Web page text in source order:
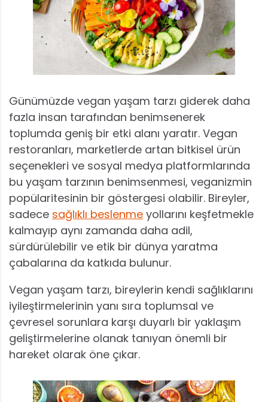
Günümüzde vegan yaşam tarzı giderek daha
fazla insan tarafından benimsenerek
toplumda geniş bir etki alanı yaratır. Vegan
restoranları, marketlerde artan bitkisel ürün
seçenekleri ve sosyal medya platformlarında
bu yaşam tarzının benimsenmesi, veganizmin
popülaritesinin bir göstergesi olabilir. Bireyler,
sadece sağlıklı beslenme yollarını keşfetmekle
kalmayıp aynı zamanda daha adil,
sürdürülebilir ve etik bir dünya yaratma
çabalarına da katkıda bulunur.
Vegan yaşam tarzı, bireylerin kendi sağlıklarını
iyileştirmelerinin yanı sıra toplumsal ve
çevresel sorunlara karşı duyarlı bir yaklaşım
geliştirmelerine olanak tanıyan önemli bir
hareket olarak öne çıkar.